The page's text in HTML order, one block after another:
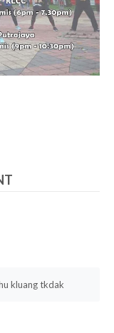
kluang tkdak